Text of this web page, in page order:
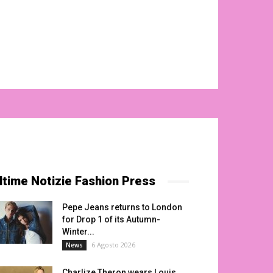
Notizie Fashion Press
Pepe Jeans returns to London
for Drop 1 of its Autumn-
Winter...
News 6 Agosto 2026